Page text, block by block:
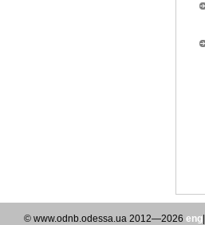
© www.odnb.odessa.ua 2012—2026 eng|